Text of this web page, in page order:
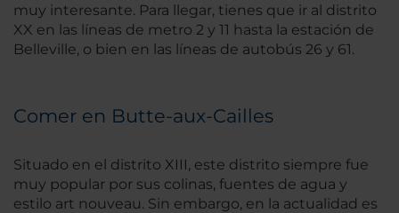
muy interesante. Para llegar, tienes que ir al distrito
XX en las líneas de metro 2 y 11 hasta la estación de
Belleville, o bien en las líneas de autobús 26 y 61.
Comer en Butte-aux-Cailles
Situado en el distrito XIII, este distrito siempre fue
muy popular por sus colinas, fuentes de agua y
estilo art nouveau. Sin embargo, en la actualidad es